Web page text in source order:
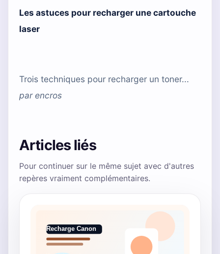
Les astuces pour recharger une cartouche
laser
Trois techniques pour recharger un toner...
parencros
Articles liés
Pour continuer sur le même sujet avec d'autres
repères vraiment complémentaires.